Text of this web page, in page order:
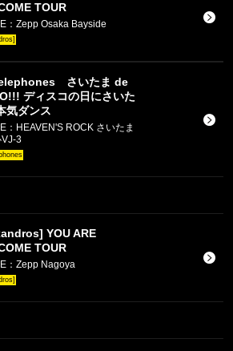
TOUR
：Zepp Osaka Bayside
さいたま de
ディスコの日にさいた
気ダンス
：HEAVEN'S ROCK さいたま
3
YOU ARE
TOUR
：Zepp Nagoya